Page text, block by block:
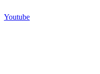
Youtube